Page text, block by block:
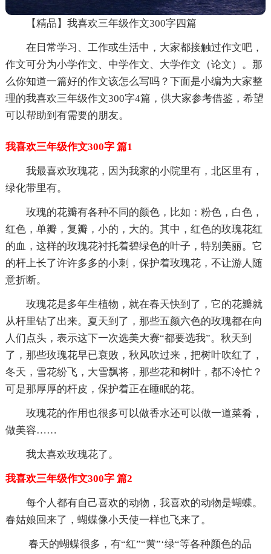
【精品】我喜欢三年级作文300字四篇
在日常学习、工作或生活中，大家都接触过作文吧，
作文可分为小学作文、中学作文、大学作文（论文）。那
么你知道一篇好的作文该怎么写吗？下面是小编为大家整
理的我喜欢三年级作文300字4篇，供大家参考借鉴，希望
可以帮助到有需要的朋友。
我喜欢三年级作文300字 篇1
我最喜欢玫瑰花，因为我家的小院里有，北区里有，
绿化带里有。
玫瑰的花瓣有各种不同的颜色，比如：粉色，白色，
红色，单瓣，复瓣，小的，大的。其中，红色的玫瑰花红
的血，这样的玫瑰花衬托着碧绿色的叶子，特别美丽。它
的杆上长了许许多多的小刺，保护着玫瑰花，不让游人随
意折断。
玫瑰花是多年生植物，就在春天快到了，它的花瓣就
从杆里钻了出来。夏天到了，那些五颜六色的玫瑰都在向
人们点头，表示这下一次选美大赛“都要选我”。秋天到
了，那些玫瑰花早已衰败，秋风吹过来，把树叶吹红了，
冬天，雪花纷飞，大雪飘将，那些花和树叶，都不冷忙？
可是那厚厚的杆皮，保护着正在睡眠的花。
玫瑰花的作用也很多可以做香水还可以做一道菜肴，
做美容……
我太喜欢玫瑰花了。
我喜欢三年级作文300字 篇2
每个人都有自己喜欢的动物，我喜欢的动物是蝴蝶。
春姑娘回来了，蝴蝶像小天使一样也飞来了。
春天的蝴蝶很多，有“红”“黄”‘绿“等各种颜色的品